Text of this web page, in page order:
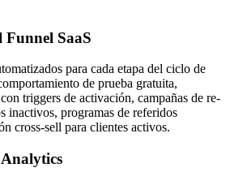
SaaS
para cada etapa del ciclo de
de prueba gratuita,
triggers de activación, campañas de re-
inactivos, programas de referidos
cross-sell para clientes activos.